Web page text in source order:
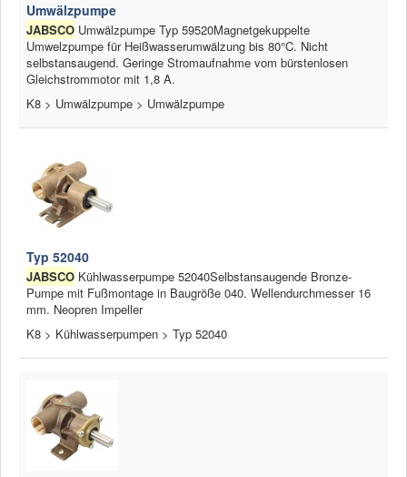
Umwälzpumpe
JABSCO Umwälzpumpe Typ 59520Magnetgekuppelte
Umwelzpumpe für Heißwasserumwälzung bis 80°C. Nicht
selbstansaugend. Geringe Stromaufnahme vom bürstenlosen
Gleichstrommotor mit 1,8 A.
K8 > Umwälzpumpe > Umwälzpumpe
Typ 52040
JABSCO Kühlwasserpumpe 52040Selbstansaugende Bronze-
Pumpe mit Fußmontage in Baugröße 040. Wellendurchmesser 16
mm. Neopren Impeller
K8 > Kühlwasserpumpen > Typ 52040